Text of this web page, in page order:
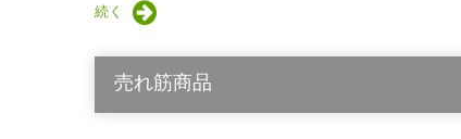
続く
売れ筋商品